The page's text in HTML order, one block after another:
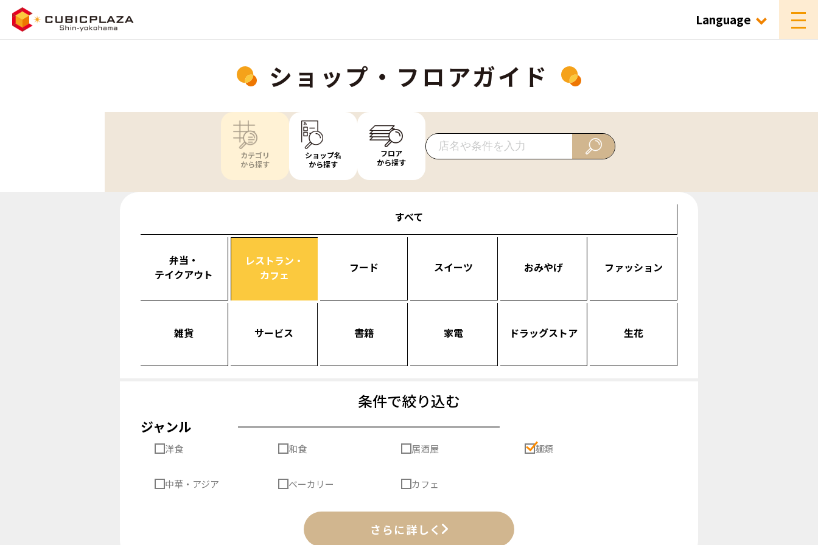
Language
ショップ・フロアガイド
カテゴリ
から探す
ショップ名
から探す
フロア
から探す
すべて
弁当・
テイクアウト
レストラン・
カフェ
フード スイーツ おみやげ ファッション
雑貨 サービス 書籍 家電 ドラッグストア 生花
条件で絞り込む
ジャンル
洋食 和食 居酒屋 麺類
中華・アジア ベーカリー カフェ
さらに詳しく